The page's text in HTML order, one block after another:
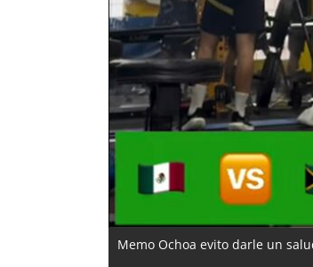
Memo Ochoa evito darle un